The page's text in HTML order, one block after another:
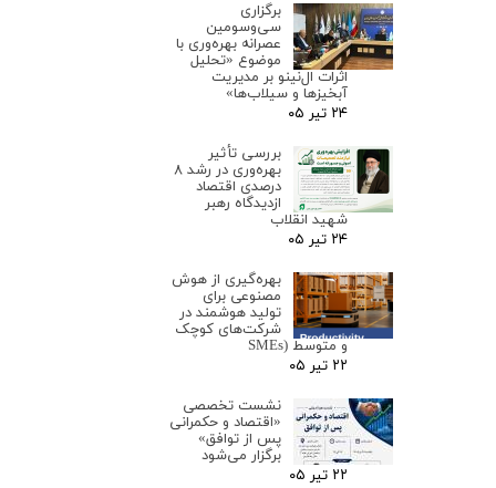
برگزاری
سی‌وسومین
عصرانه بهره‌وری با
موضوع «تحلیل
اثرات ال‌نینو بر مدیریت
آبخیزها و سیلاب‌ها»
۲۴ تیر ۰۵
بررسی تأثیر
بهره‌وری در رشد ۸
درصدی اقتصاد
ازدیدگاه رهبر
شهید انقلاب
۲۴ تیر ۰۵
بهره‌گیری از هوش
مصنوعی برای
تولید هوشمند در
شرکت‌های کوچک
و متوسط (SMEs
۲۲ تیر ۰۵
نشست تخصصی
«اقتصاد و حکمرانی
پس از توافق»
برگزار می‌شود
۲۲ تیر ۰۵